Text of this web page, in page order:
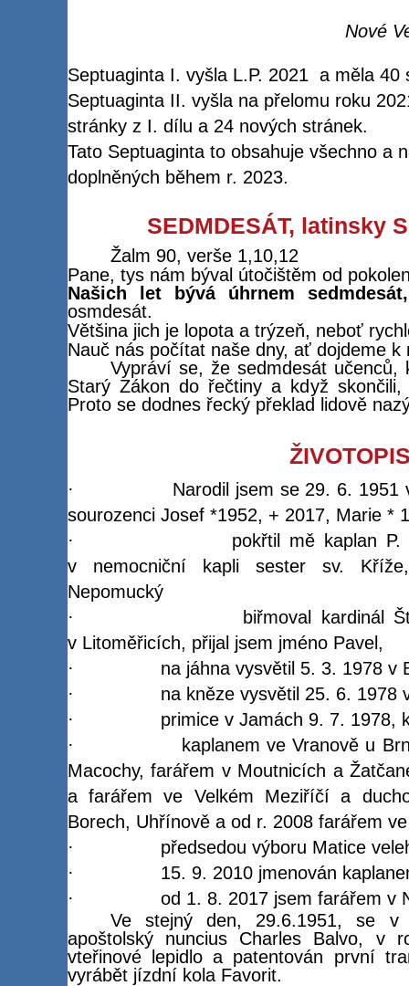
Nové
Septuaginta I. vyšla L.P. 2021 a měla 40
Septuaginta II. vyšla na přelomu roku
stránky z I. dílu a 24 nových stránek.
Tato Septuaginta to obsahuje všechno a
doplněných během r. 2023.
SEDMDESÁT, latinsky
Žalm 90, verše 1,10,12
Pane, tys nám býval útočištěm od
Našich let bývá úhrnem
osmdesát.
Většina jich je lopota a trýzeň, neboť
Nauč nás počítat naše dny, ať dojdeme k
Vypráví se, že sedmdesát učenců,
Starý Zákon do řečtiny a když
Proto se dodnes řecký překlad lidově
·
Narodil jsem se 29. 6. 1951
sourozenci Josef *1952, + 2017, Marie *
·
pokřtil mě kaplan
v nemocniční kapli sester sv.
Nepomucký
·
biřmoval kardinál
v Litoměřicích, přijal jsem jméno Pavel,
·
na jáhna vysvětil 5. 3. 1978 v
·
na kněze vysvětil 25. 6. 1978
·
primice v Jamách 9. 7. 1978,
·
kaplanem ve Vranově u
Macochy, farářem v Moutnicích a
a farářem ve Velkém Meziříčí a
Borech, Uhřínově a od r. 2008 farářem
·
předsedou výboru Matice
·
15. 9. 2010 jmenován
·
od 1. 8. 2017 jsem farářem v
Ve stejný den, 29.6.1951, se v
apoštolský nuncius Charles Balvo, v
vteřinové lepidlo a patentován první
vyrábět jízdní kola Favorit.